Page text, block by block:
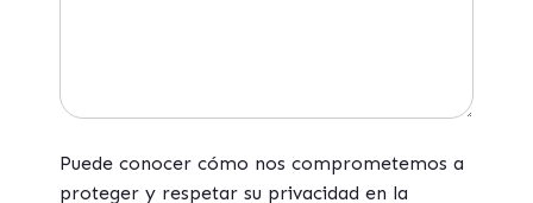
Puede conocer cómo nos comprometemos a
proteger y respetar su privacidad en la